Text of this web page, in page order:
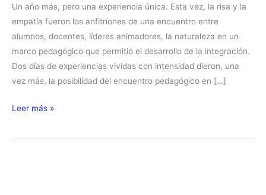
Un año más, pero una experiencia única. Esta vez, la risa y la
empatía fueron los anfitriones de una encuentro entre
alumnos, docentes, líderes animadores, la naturaleza en un
marco pedagógico que permitió el desarrollo de la integración.
Dos días de experiencias vividas con intensidad dieron, una
vez más, la posibilidad del encuentro pedagógico en […]
Campamento
2017
Leer más »